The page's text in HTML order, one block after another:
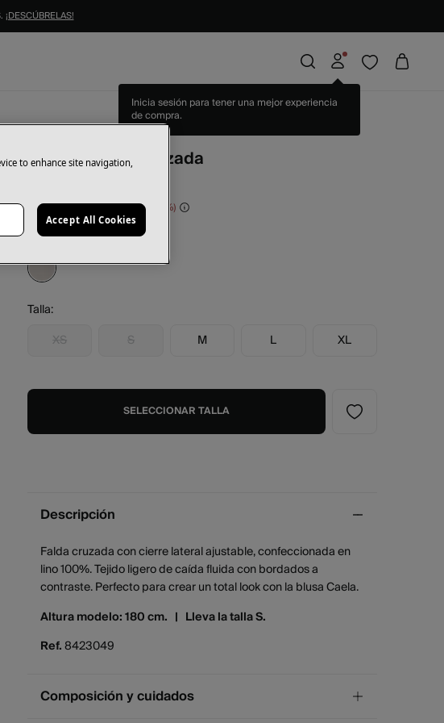
|INICIAR SESIÓN.
Inicia sesión para tener una mejor experiencia
de compra.
Renata. Falda cruzada
129,00 €Ahorras74,00 €
Color:Beige
Talla:
XS
S M L XL
SELECCIONAR TALLA
Descripción
Falda cruzada con cierre lateral ajustable, confeccionada en
lino 100%. Tejido ligero de caída fluida con bordados a
contraste. Perfecto para crear un total look con la blusa Caela.
Altura modelo: 180 cm. | Lleva la talla S.
Ref.8423049
Composición y cuidados
to enhance site navigation,
Accept All Cookies